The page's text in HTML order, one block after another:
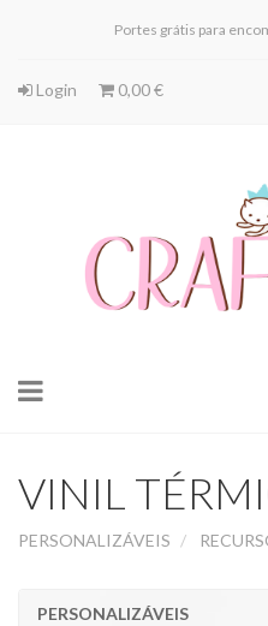
Portes grátis para
Login 0,00 €
Toggle
VINIL
PERSONALIZÁVEIS
PERSONALIZÁVEIS